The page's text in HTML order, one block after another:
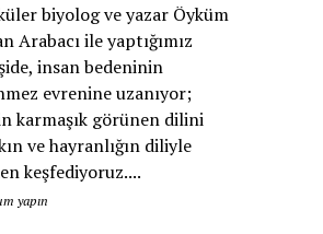
biyolog ve yazar Öyküm
Arabacı ile yaptığımız
insan bedeninin
evrenine uzanıyor;
karmaşık görünen dilini
ve hayranlığın diliyle
keşfediyoruz....
yapın